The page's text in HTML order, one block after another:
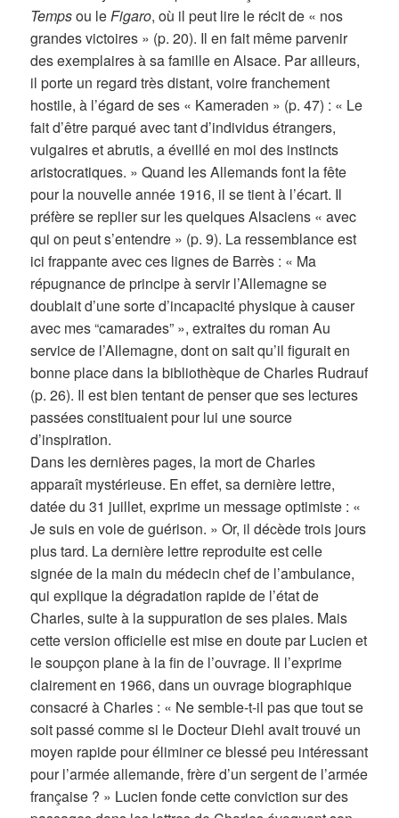
Tempsou leFigaro, où il peut lire le récit de « nos
grandes victoires » (p. 20). Il en fait même parvenir
des exemplaires à sa famille en Alsace. Par ailleurs,
il porte un regard très distant, voire franchement
hostile, à l’égard de ses « Kameraden » (p. 47) : « Le
fait d’être parqué avec tant d’individus étrangers,
vulgaires et abrutis, a éveillé en moi des instincts
aristocratiques. » Quand les Allemands font la fête
pour la nouvelle année 1916, il se tient à l’écart. Il
préfère se replier sur les quelques Alsaciens « avec
qui on peut s’entendre » (p. 9). La ressemblance est
ici frappante avec ces lignes de Barrès : « Ma
répugnance de principe à servir l’Allemagne se
doublait d’une sorte d’incapacité physique à causer
avec mes “camarades” », extraites du roman Au
service de l’Allemagne, dont on sait qu’il figurait en
bonne place dans la bibliothèque de Charles Rudrauf
(p. 26). Il est bien tentant de penser que ses lectures
passées constituaient pour lui une source
d’inspiration.
Dans les dernières pages, la mort de Charles
apparaît mystérieuse. En effet, sa dernière lettre,
datée du 31 juillet, exprime un message optimiste : «
Je suis en voie de guérison. » Or, il décède trois jours
plus tard. La dernière lettre reproduite est celle
signée de la main du médecin chef de l’ambulance,
qui explique la dégradation rapide de l’état de
Charles, suite à la suppuration de ses plaies. Mais
cette version officielle est mise en doute par Lucien et
le soupçon plane à la fin de l’ouvrage. Il l’exprime
clairement en 1966, dans un ouvrage biographique
consacré à Charles : « Ne semble-t-il pas que tout se
soit passé comme si le Docteur Diehl avait trouvé un
moyen rapide pour éliminer ce blessé peu intéressant
pour l’armée allemande, frère d’un sergent de l’armée
française ? » Lucien fonde cette conviction sur des